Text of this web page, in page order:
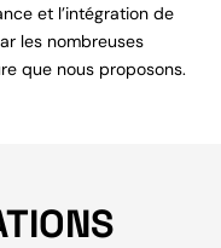
et l’intégration de
les nombreuses
que nous proposons.